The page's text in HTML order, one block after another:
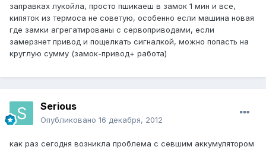
заправках лукойла, просто пшикаеш в замок 1 мин и все,
кипяток из термоса не советую, особенно если машина новая
где замки агрегатированы с сервоприводами, если
замерзнет привод и пощелкать сигналкой, можно попасть на
круглую сумму (замок-привод+ работа)
Serious
Опубликовано 16 декабря, 2012
как раз сегодня возникла проблема с севшим аккумулятором